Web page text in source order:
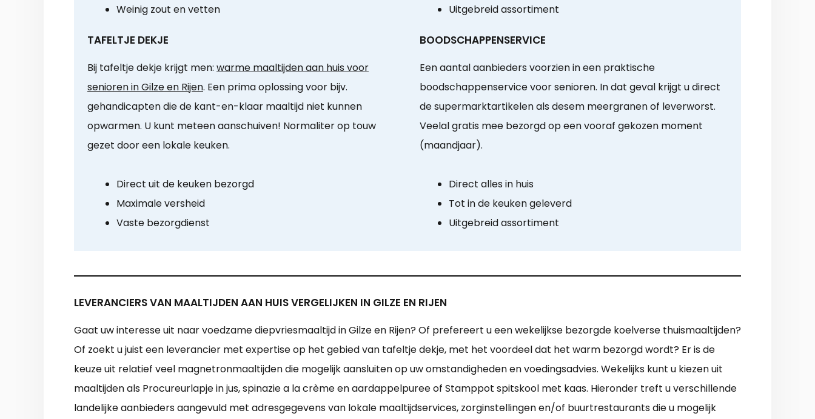
Weinig zout en vetten
Uitgebreid assortiment
TAFELTJE DEKJE
Bij tafeltje dekje krijgt men: warme maaltijden aan huis voor
senioren in Gilze en Rijen. Een prima oplossing voor bijv.
gehandicapten die de kant-en-klaar maaltijd niet kunnen
opwarmen. U kunt meteen aanschuiven! Normaliter op touw
gezet door een lokale keuken.
Direct uit de keuken bezorgd
Maximale versheid
Vaste bezorgdienst
BOODSCHAPPENSERVICE
Een aantal aanbieders voorzien in een praktische
boodschappenservice voor senioren. In dat geval krijgt u direct
de supermarktartikelen als desem meergranen of leverworst.
Veelal gratis mee bezorgd op een vooraf gekozen moment
(maandjaar).
Direct alles in huis
Tot in de keuken geleverd
Uitgebreid assortiment
LEVERANCIERS VAN MAALTIJDEN AAN HUIS VERGELIJKEN IN GILZE EN RIJEN
Gaat uw interesse uit naar voedzame diepvriesmaaltijd in Gilze en Rijen? Of prefereert u een wekelijkse bezorgde koelverse thuismaaltijden?
Of zoekt u juist een leverancier met expertise op het gebied van tafeltje dekje, met het voordeel dat het warm bezorgd wordt? Er is de
keuze uit relatief veel magnetronmaaltijden die mogelijk aansluiten op uw omstandigheden en voedingsadvies. Wekelijks kunt u kiezen uit
maaltijden als Procureurlapje in jus, spinazie a la crème en aardappelpuree of Stamppot spitskool met kaas. Hieronder treft u verschillende
landelijke aanbieders aangevuld met adresgegevens van lokale maaltijdservices, zorginstellingen en/of buurtrestaurants die u mogelijk